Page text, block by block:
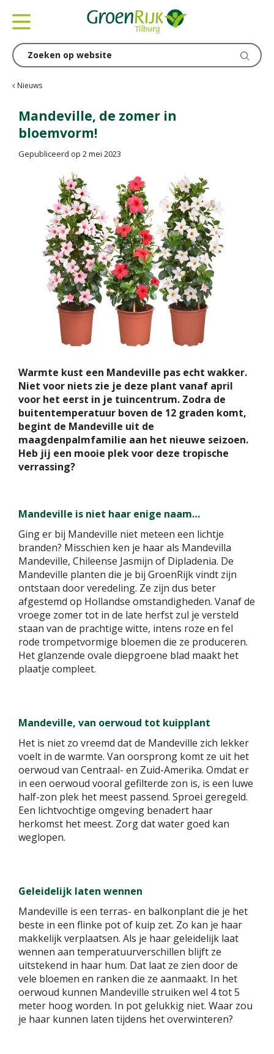
Nieuws
Mandeville, de zomer in
bloemvorm!
Gepubliceerd op 2 mei 2023
Warmte kust een Mandeville pas echt wakker.
Niet voor niets zie je deze plant vanaf april
voor het eerst in je tuincentrum. Zodra de
buitentemperatuur boven de 12 graden komt,
begint de Mandeville uit de
maagdenpalmfamilie aan het nieuwe seizoen.
Heb jij een mooie plek voor deze tropische
verrassing?
Mandeville is niet haar enige naam…
Ging er bij Mandeville niet meteen een lichtje
branden? Misschien ken je haar als Mandevilla
Mandeville, Chileense Jasmijn of Dipladenia. De
Mandeville planten die je bij GroenRijk vindt zijn
ontstaan door veredeling. Ze zijn dus beter
afgestemd op Hollandse omstandigheden. Vanaf de
vroege zomer tot in de late herfst zul je versteld
staan van de prachtige witte, intens roze en fel
rode trompetvormige bloemen die ze produceren.
Het glanzende ovale diepgroene blad maakt het
plaatje compleet.
Mandeville, van oerwoud tot kuipplant
Het is niet zo vreemd dat de Mandeville zich lekker
voelt in de warmte. Van oorsprong komt ze uit het
oerwoud van Centraal- en Zuid-Amerika. Omdat er
in een oerwoud vooral gefilterde zon is, is een luwe
half-zon plek het meest passend. Sproei geregeld.
Een lichtvochtige omgeving benadert haar
herkomst het meest. Zorg dat water goed kan
weglopen.
Geleidelijk laten wennen
Mandeville is een terras- en balkonplant die je het
beste in een flinke pot of kuip zet. Zo kan je haar
makkelijk verplaatsen. Als je haar geleidelijk laat
wennen aan temperatuurverschillen blijft ze
uitstekend in haar hum. Dat laat ze zien door de
vele bloemen en ranken die ze aanmaakt. In het
oerwoud kunnen Mandeville struiken wel 4 tot 5
meter hoog worden. In pot gelukkig niet. Waar zou
je haar kunnen laten tijdens het overwinteren?